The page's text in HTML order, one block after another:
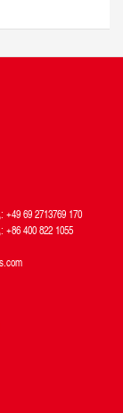
69 2713769 170
400 822 1055